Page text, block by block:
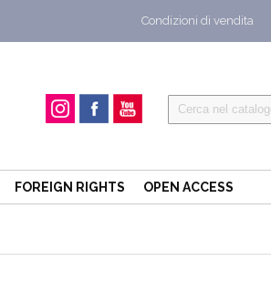
Condizioni di vendita
FOREIGN RIGHTS OPEN ACCESS